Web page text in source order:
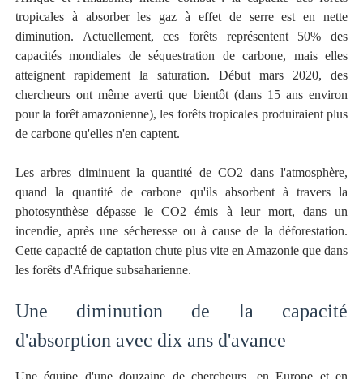
tropicales à absorber les gaz à effet de serre est en nette
diminution. Actuellement, ces forêts représentent 50% des
capacités mondiales de séquestration de carbone, mais elles
atteignent rapidement la saturation. Début mars 2020, des
chercheurs ont même averti que bientôt (dans 15 ans environ
pour la forêt amazonienne), les forêts tropicales produiraient plus
de carbone qu'elles n'en captent.
Les arbres diminuent la quantité de CO2 dans l'atmosphère,
quand la quantité de carbone qu'ils absorbent à travers la
photosynthèse dépasse le CO2 émis à leur mort, dans un
incendie, après une sécheresse ou à cause de la déforestation.
Cette capacité de captation chute plus vite en Amazonie que dans
les forêts d'Afrique subsaharienne.
Une diminution de la capacité
d'absorption avec dix ans d'avance
Une équipe d'une douzaine de chercheurs, en Europe et en